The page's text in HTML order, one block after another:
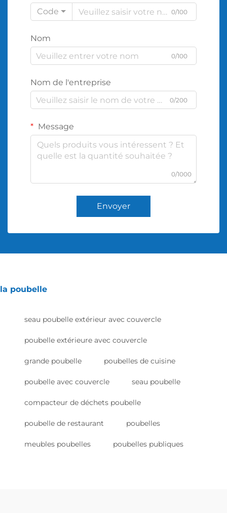
Code 0/100
Nom
0/100
Nom de l'entreprise
0/200
Message
0/1000
Envoyer
la poubelle
seau poubelle extérieur avec couvercle
poubelle extérieure avec couvercle
grande poubelle poubelles de cuisine
poubelle avec couvercle seau poubelle
compacteur de déchets poubelle
poubelle de restaurant poubelles
meubles poubelles poubelles publiques